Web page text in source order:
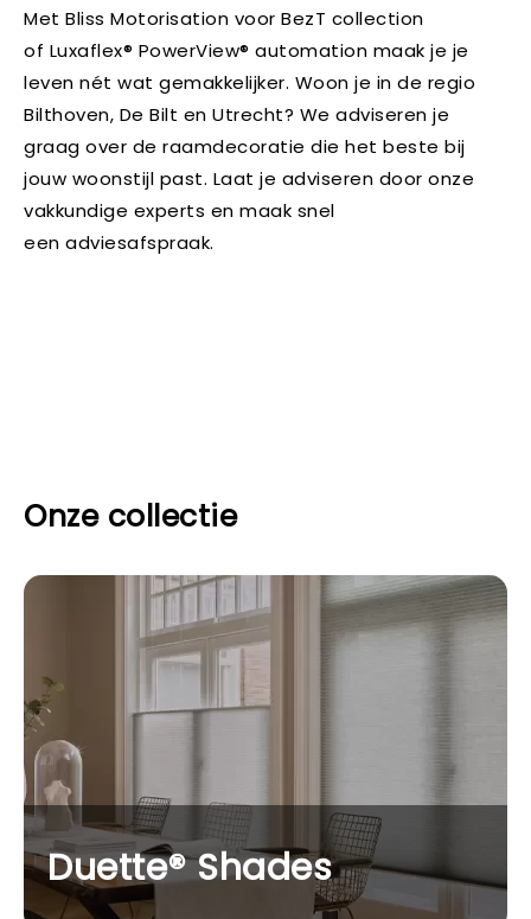
Met Bliss Motorisation voor BezT collection
of Luxaflex® PowerView® automation maak je je
leven nét wat gemakkelijker. Woon je in de regio
Bilthoven, De Bilt en Utrecht? We adviseren je
graag over de raamdecoratie die het beste bij
jouw woonstijl past. Laat je adviseren door onze
vakkundige experts en maak snel
een adviesafspraak.
Onze collectie
Duette® Shades